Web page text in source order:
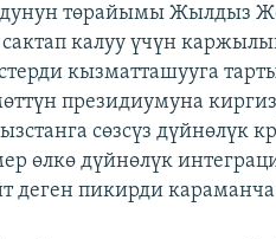
төрайымы Жылдыз
калуу үчүн
кызматташууга
президиумуна
сөзсүз дүйнөлүк
өлкө дүйнөлүк
деген пикирди